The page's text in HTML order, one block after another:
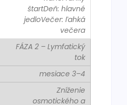
štartDeň: hlavné
jedloVečer: ľahká
večera
FÁZA 2 – Lymfatický
tok
mesiace 3–4
Zníženie
osmotického a